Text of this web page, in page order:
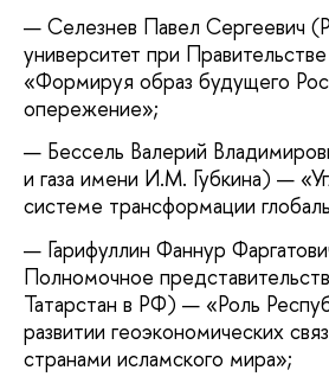
Селезнев Павел Сергеевич
университет при
«Формируя образ будущего
опережение»;
Бессель Валерий
и газа имени И.М. Губкина) —
системе трансформации
Гарифуллин Фаннур
Полномочное
Татарстан в РФ) — «Роль
развитии геоэкономических
странами исламского мира»;